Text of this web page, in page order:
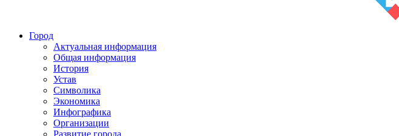
Город
Актуальная информация
Общая информация
История
Устав
Символика
Экономика
Инфографика
Организации
Развитие города